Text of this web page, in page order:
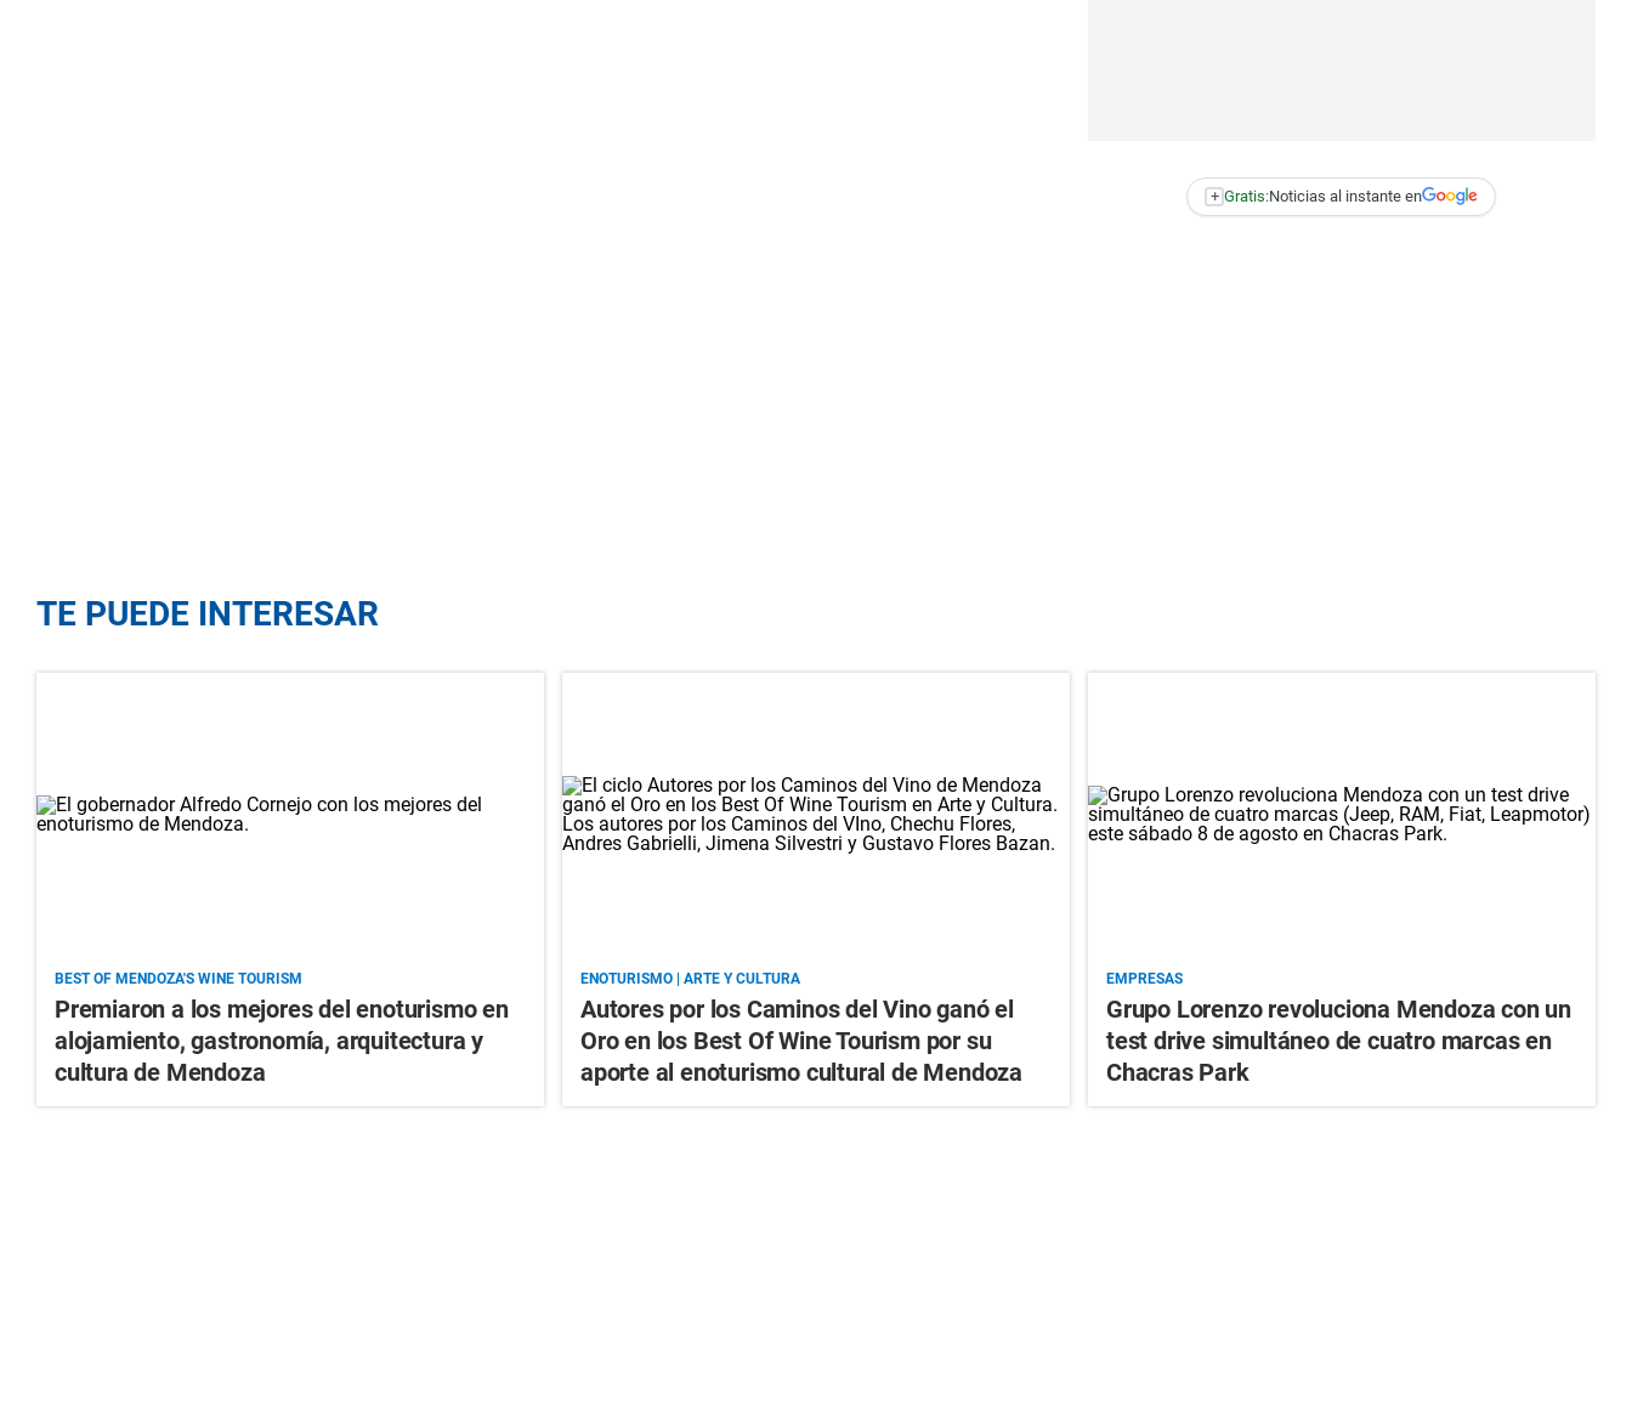
+ Gratis:Noticias al instante en
TE PUEDE INTERESAR
BEST OF MENDOZA'S WINE TOURISM
Premiaron a los mejores del enoturismo en
alojamiento, gastronomía, arquitectura y
cultura de Mendoza
ENOTURISMO | ARTE Y CULTURA
Autores por los Caminos del Vino ganó el
Oro en los Best Of Wine Tourism por su
aporte al enoturismo cultural de Mendoza
EMPRESAS
Grupo Lorenzo revoluciona Mendoza con un
test drive simultáneo de cuatro marcas en
Chacras Park